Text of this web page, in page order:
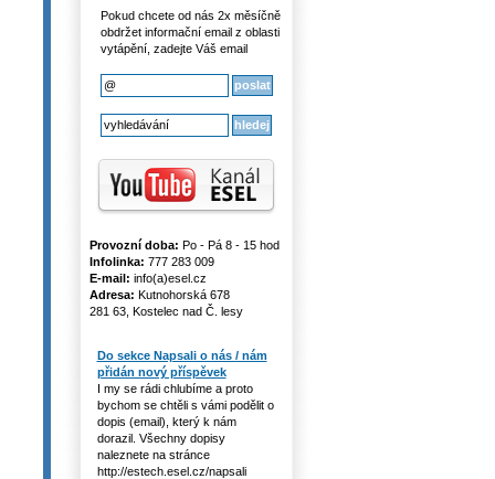
Pokud chcete od nás 2x měsíčně
obdržet informační email z oblasti
vytápění, zadejte Váš email
Provozní doba: Po - Pá 8 - 15 hod
Infolinka: 777 283 009
E-mail: info(a)esel.cz
Adresa: Kutnohorská 678
281 63, Kostelec nad Č. lesy
Do sekce Napsali o nás / nám
přidán nový příspěvek
I my se rádi chlubíme a proto
bychom se chtěli s vámi podělit o
dopis (email), který k nám
dorazil. Všechny dopisy
naleznete na stránce
http://estech.esel.cz/napsali